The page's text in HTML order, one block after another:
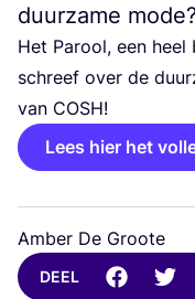
duurzame mode?
Het Parool, een
schreef over de
van COSH!
Lees hier het
Amber De Groote
DEEL